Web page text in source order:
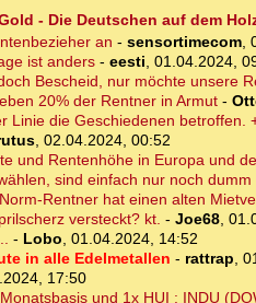
- Die Deutschen auf dem
an - sensortimecom,
ist anders- eesti, 01.04.2024,
Bescheid, nur möchte unsere
20% der Rentner in Armut-
Linie die Geschiedenen betroffen.
, 02.04.2024, 00:52
und Rentenhöhe in Europa und
sind einfach nur noch dumm
Rentner hat einen alten
versteckt? kt. - Joe68,
- Lobo, 01.04.2024, 14:52
in alle Edelmetallen - rattrap,
17:50
und 1x HUI : INDU